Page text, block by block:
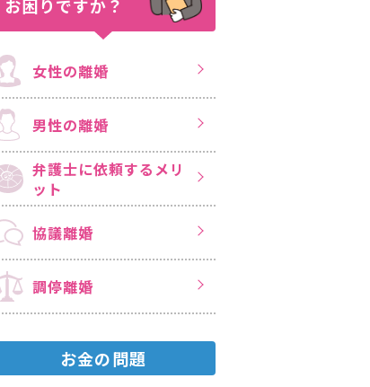
お困りですか？
女性の離婚
男性の離婚
弁護士に依頼するメリ
ット
協議離婚
調停離婚
お金の問題